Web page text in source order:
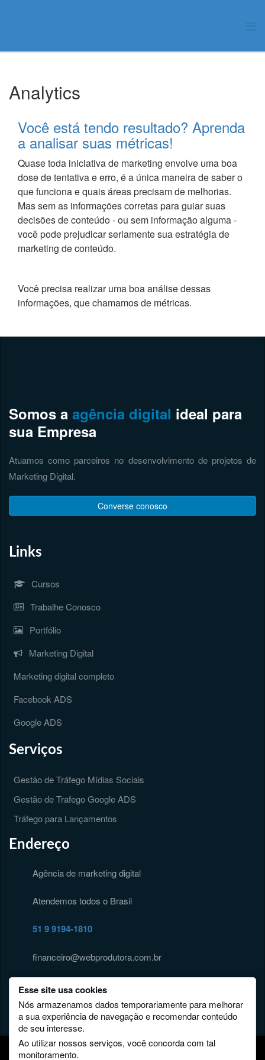
Analytics
Você está tendo resultado? Aprenda
a analisar suas métricas!
Quase toda iniciativa de marketing envolve uma boa
dose de tentativa e erro, é a única maneira de saber o
que funciona e quais áreas precisam de melhorias.
Mas sem as informações corretas para guiar suas
decisões de conteúdo - ou sem informação alguma -
você pode prejudicar seriamente sua estratégia de
marketing de conteúdo.
Você precisa realizar uma boa análise dessas
informações, que chamamos de métricas.
Somos a agência digital ideal para
sua Empresa
Atuamos como parceiros no desenvolvimento de projetos de
Marketing Digital.
Converse conosco
Esse site usa cookies
Nós armazenamos dados temporariamente para melhorar
a sua experiência de navegação e recomendar conteúdo
de seu interesse.
Ao utilizar nossos serviços, você concorda com tal
monitoramento.
Links
Cursos
Trabalhe Conosco
Portfólio
Marketing Digital
Marketing digital completo
Facebook ADS
Google ADS
Serviços
Gestão de Tráfego Mídias Sociais
Gestão de Trafego Google ADS
Tráfego para Lançamentos
Endereço
Agência de marketing digital
Atendemos todos o Brasil
51 9 9194-1810
financeiro@webprodutora.com.br
Web Produtora Marketing nas Redes Sociais